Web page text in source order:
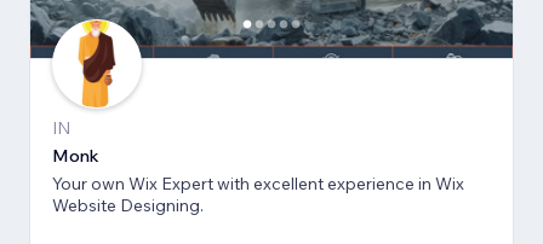
IN
Monk
Your own Wix Expert with excellent experience in Wix
Website Designing.